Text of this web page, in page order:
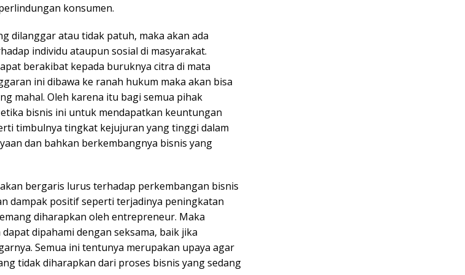
konsumen.
dilanggar atau tidak patuh, maka akan ada
individu ataupun sosial di masyarakat.
berakibat kepada buruknya citra di mata
ini dibawa ke ranah hukum maka akan bisa
mahal. Oleh karena itu bagi semua pihak
bisnis ini untuk mendapatkan keuntungan
timbulnya tingkat kejujuran yang tinggi dalam
dan bahkan berkembangnya bisnis yang
bergaris lurus terhadap perkembangan bisnis
dampak positif seperti terjadinya peningkatan
diharapkan oleh entrepreneur. Maka
dipahami dengan seksama, baik jika
Semua ini tentunya merupakan upaya agar
tidak diharapkan dari proses bisnis yang sedang